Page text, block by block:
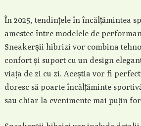
În 2025, tendințele în încălțămintea
amestec între modelele de
Sneakerșii hibrizi vor combina
confort și suport cu un design
viața de zi cu zi. Aceștia vor fi
doresc să poarte încălțăminte
sau chiar la evenimente mai puțin